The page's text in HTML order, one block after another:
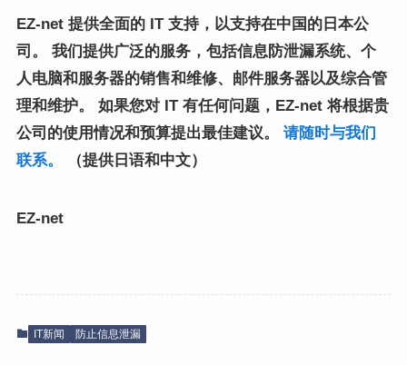
EZ-net 提供全面的 IT 支持，以支持在中国的日本公
司。 我们提供广泛的服务，包括信息防泄漏系统、个
人电脑和服务器的销售和维修、邮件服务器以及综合管
理和维护。 如果您对 IT 有任何问题，EZ-net 将根据贵
公司的使用情况和预算提出最佳建议。 请随时与我们
联系。
（提供日语和中文）
EZ-net
IT新闻 防止信息泄漏